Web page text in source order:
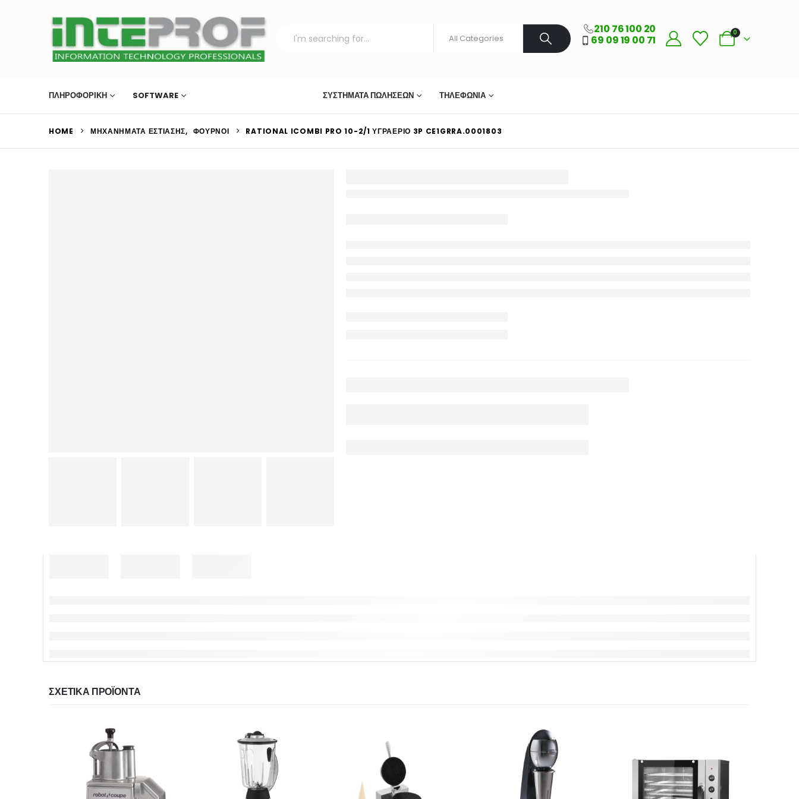
210 76 100 20
69 09 19 00 71
0
ΠΛΗΡΟΦΟΡΙΚΗ SOFTWARE ΣΥΣΤΉΜΑΤΑ ΠΩΛΉΣΕΩΝ ΤΗΛΕΦΩΝΊΑ
HOME ΜΗΧΑΝΉΜΑΤΑ ΕΣΤΊΑΣΗΣ, ΦΟΎΡΝΟΙ RATIONAL ICOMBI PRO 10-2/1 ΥΓΡΑΈΡΙΟ 3P CE1GRRA.0001803
ΣΧΕΤΙΚΆ ΠΡΟΪΌΝΤΑ